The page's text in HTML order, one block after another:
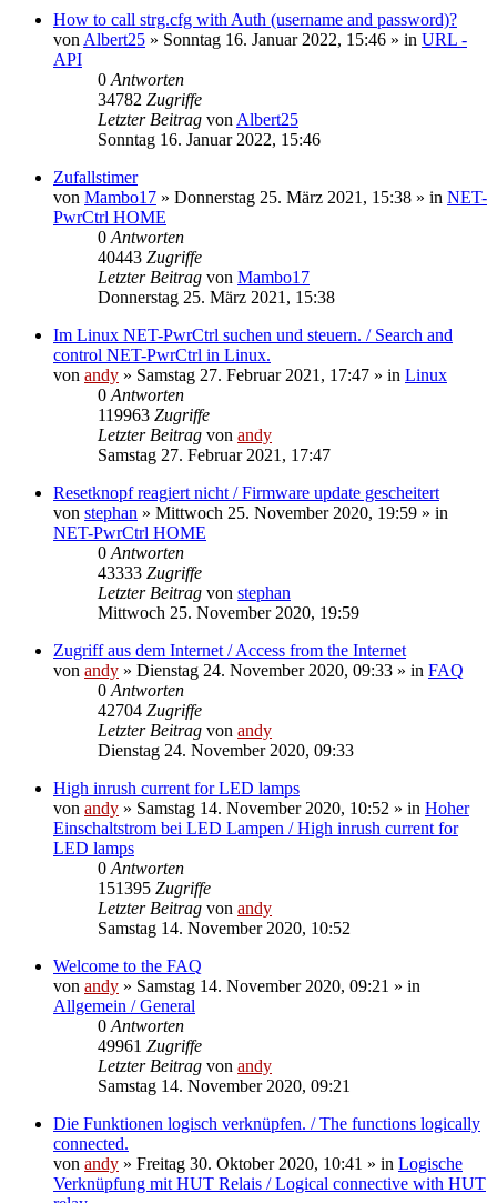
How to call strg.cfg with Auth (username and password)?
von Albert25 » Sonntag 16. Januar 2022, 15:46 » in URL -
API
0 Antworten
34782 Zugriffe
Letzter Beitrag von Albert25
Sonntag 16. Januar 2022, 15:46
Zufallstimer
von Mambo17 » Donnerstag 25. März 2021, 15:38 » in NET-
PwrCtrl HOME
0 Antworten
40443 Zugriffe
Letzter Beitrag von Mambo17
Donnerstag 25. März 2021, 15:38
Im Linux NET-PwrCtrl suchen und steuern. / Search and
control NET-PwrCtrl in Linux.
von andy » Samstag 27. Februar 2021, 17:47 » in Linux
0 Antworten
119963 Zugriffe
Letzter Beitrag von andy
Samstag 27. Februar 2021, 17:47
Resetknopf reagiert nicht / Firmware update gescheitert
von stephan » Mittwoch 25. November 2020, 19:59 » in
NET-PwrCtrl HOME
0 Antworten
43333 Zugriffe
Letzter Beitrag von stephan
Mittwoch 25. November 2020, 19:59
Zugriff aus dem Internet / Access from the Internet
von andy » Dienstag 24. November 2020, 09:33 » in FAQ
0 Antworten
42704 Zugriffe
Letzter Beitrag von andy
Dienstag 24. November 2020, 09:33
High inrush current for LED lamps
von andy » Samstag 14. November 2020, 10:52 » in Hoher
Einschaltstrom bei LED Lampen / High inrush current for
LED lamps
0 Antworten
151395 Zugriffe
Letzter Beitrag von andy
Samstag 14. November 2020, 10:52
Welcome to the FAQ
von andy » Samstag 14. November 2020, 09:21 » in
Allgemein / General
0 Antworten
49961 Zugriffe
Letzter Beitrag von andy
Samstag 14. November 2020, 09:21
Die Funktionen logisch verknüpfen. / The functions logically
connected.
von andy » Freitag 30. Oktober 2020, 10:41 » in Logische
Verknüpfung mit HUT Relais / Logical connective with HUT